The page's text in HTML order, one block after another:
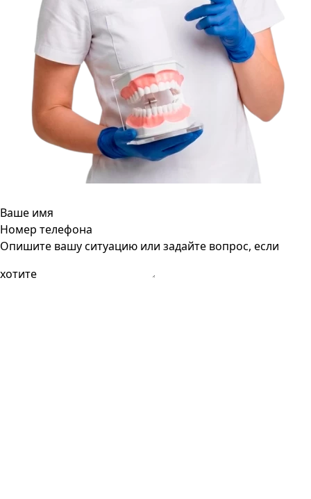
Ваше имя
Номер телефона
Опишите вашу ситуацию или задайте вопрос, если
хотите